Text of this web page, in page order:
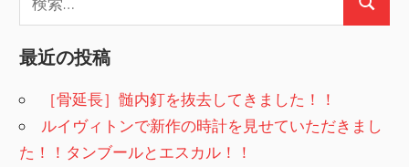
検
最近の投稿
［骨延長］髄内釘を抜去してきました！！
ルイヴィトンで新作の時計を見せていただきまし
た！！タンブールとエスカル！！